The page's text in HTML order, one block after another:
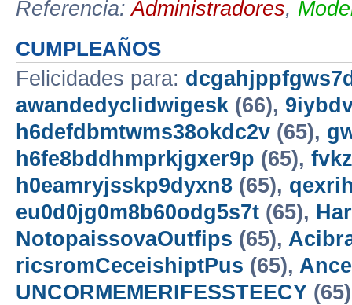
Referencia:Administradores,
CUMPLEAÑOS
Felicidades para:
awandedyclidwigesk (66),
h6defdbmtwms38okdc2v (65),
h6fe8bddhmprkjgxer9p (65),
h0eamryjsskp9dyxn8 (65),
eu0d0jg0m8b60odg5s7t (65),
NotopaissovaOutfips (65),
ricsromCeceishiptPus (65),
UNCORMEMERIFESSTEECY